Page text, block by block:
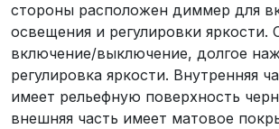
стороны расположен диммер для
освещения и регулировки
включение/выключение, долгое
регулировка яркости. Внутренняя
имеет рельефную поверхность
внешняя часть имеет матовое